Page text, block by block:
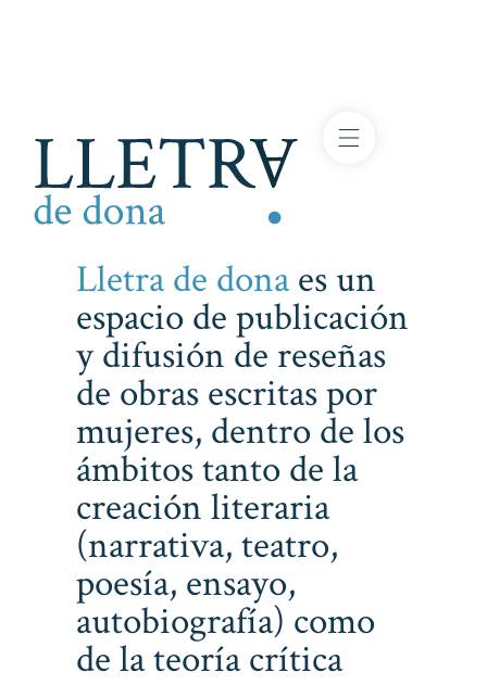
Lletra de donaes un
espacio de publicación
y difusión de reseñas
de obras escritas por
mujeres, dentro de los
ámbitos tanto de la
creación literaria
(narrativa, teatro,
poesía, ensayo,
autobiografía) como
de la teoría crítica